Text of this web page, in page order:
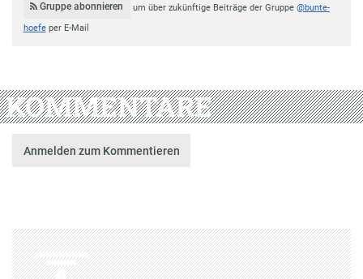
Gruppe abonnieren um über zukünftige Beiträge der Gruppe @bunte-
hoefeper E-Mail
KOMMENTARE
Anmelden zum Kommentieren